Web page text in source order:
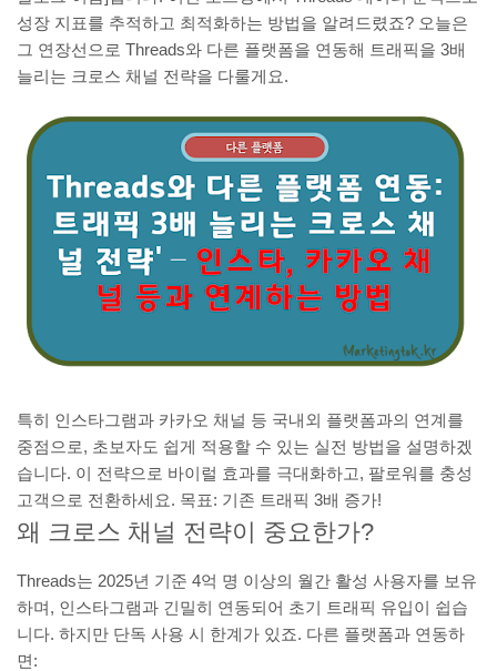
성장 지표를 추적하고 최적화하는 방법을 알려드렸죠? 오늘은
그 연장선으로 Threads와 다른 플랫폼을 연동해 트래픽을 3배
늘리는 크로스 채널 전략을 다룰게요.
특히 인스타그램과 카카오 채널 등 국내외 플랫폼과의 연계를
중점으로, 초보자도 쉽게 적용할 수 있는 실전 방법을 설명하겠
습니다. 이 전략으로 바이럴 효과를 극대화하고, 팔로워를 충성
고객으로 전환하세요. 목표: 기존 트래픽 3배 증가!
왜 크로스 채널 전략이 중요한가?
Threads는 2025년 기준 4억 명 이상의 월간 활성 사용자를 보유
하며, 인스타그램과 긴밀히 연동되어 초기 트래픽 유입이 쉽습
니다. 하지만 단독 사용 시 한계가 있죠. 다른 플랫폼과 연동하
면: